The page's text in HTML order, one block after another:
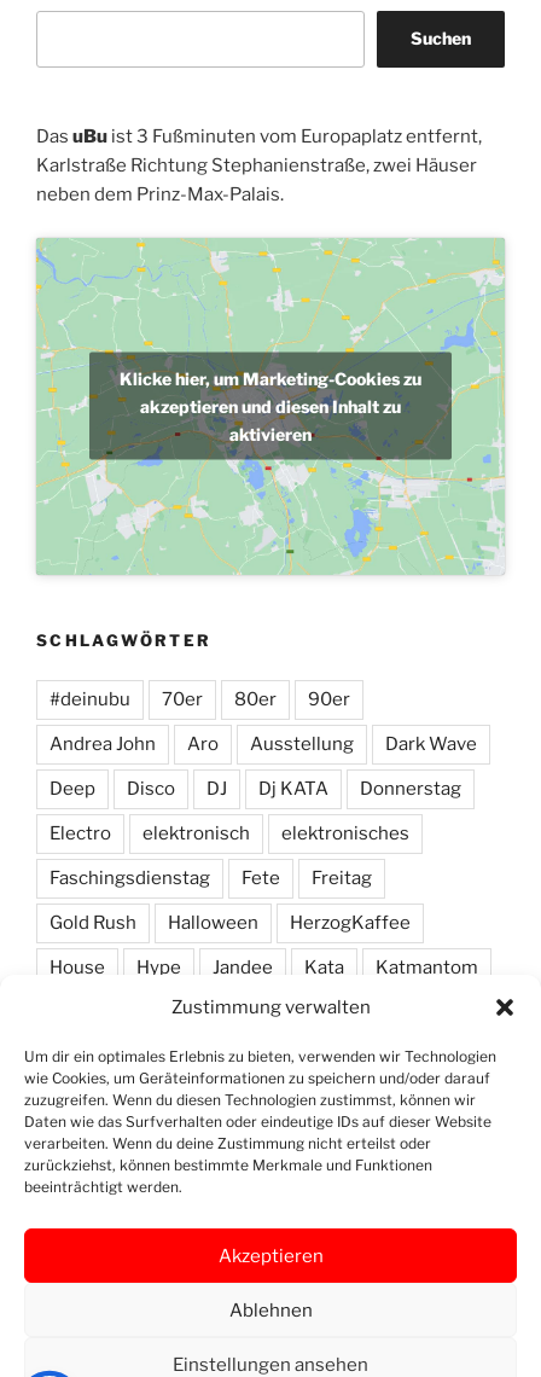
Zustimmung verwalten
Um dir ein optimales Erlebnis zu bieten, verwenden wir Technologien
wie Cookies, um Geräteinformationen zu speichern und/oder darauf
zuzugreifen. Wenn du diesen Technologien zustimmst, können wir
Daten wie das Surfverhalten oder eindeutige IDs auf dieser Website
verarbeiten. Wenn du deine Zustimmung nicht erteilst oder
zurückziehst, können bestimmte Merkmale und Funktionen
beeinträchtigt werden.
Akzeptieren
Ablehnen
Einstellungen ansehen
Suchen
Das uBu ist 3 Fußminuten vom Europaplatz entfernt,
Karlstraße Richtung Stephanienstraße, zwei Häuser
neben dem Prinz-Max-Palais.
Klicke hier, um Marketing-Cookies zu
akzeptieren und diesen Inhalt zu
aktivieren
SCHLAGWÖRTER
#deinubu 70er 80er 90er
Andrea John Aro Ausstellung Dark Wave
Deep Disco DJ Dj KATA Donnerstag
Electro elektronisch elektronisches
Faschingsdienstag Fete Freitag
Gold Rush Halloween HerzogKaffee
House Hype Jandee Kata Katmantom
Manic Markus Haas
Minimal Minimarc Musik Party Pendel
Pendelmann Programm Rock Row
Samstag Shawn Deep Simon Techno
Vinyl
Yelp